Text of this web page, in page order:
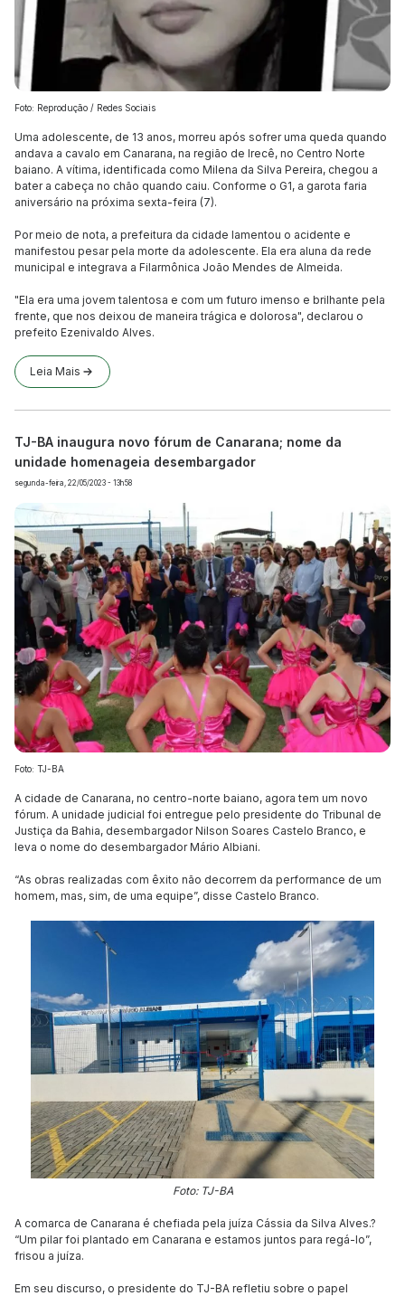
Foto: Reprodução / Redes Sociais
Uma adolescente, de 13 anos, morreu após sofrer uma queda quando
andava a cavalo em Canarana, na região de Irecê, no Centro Norte
baiano. A vítima, identificada como Milena da Silva Pereira, chegou a
bater a cabeça no chão quando caiu. Conforme o G1, a garota faria
aniversário na próxima sexta-feira (7).
Por meio de nota, a prefeitura da cidade lamentou o acidente e
manifestou pesar pela morte da adolescente. Ela era aluna da rede
municipal e integrava a Filarmônica João Mendes de Almeida.
"Ela era uma jovem talentosa e com um futuro imenso e brilhante pela
frente, que nos deixou de maneira trágica e dolorosa", declarou o
prefeito Ezenivaldo Alves.
Leia Mais
TJ-BA inaugura novo fórum de Canarana; nome da
unidade homenageia desembargador
segunda-feira, 22/05/2023 - 13h58
Foto: TJ-BA
A cidade de Canarana, no centro-norte baiano, agora tem um novo
fórum. A unidade judicial foi entregue pelo presidente do Tribunal de
Justiça da Bahia, desembargador Nilson Soares Castelo Branco, e
leva o nome do desembargador Mário Albiani.
“As obras realizadas com êxito não decorrem da performance de um
homem, mas, sim, de uma equipe”, disse Castelo Branco.
Foto: TJ-BA
A comarca de Canarana é chefiada pela juíza Cássia da Silva Alves.?
“Um pilar foi plantado em Canarana e estamos juntos para regá-lo”,
frisou a juíza.
Em seu discurso, o presidente do TJ-BA refletiu sobre o papel